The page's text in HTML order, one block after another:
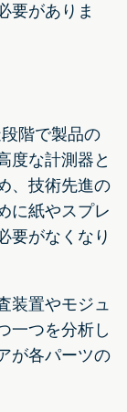
要がありま
階で製品の
度な計測器と
、技術先進の
に紙やスプレ
要がなくなり
装置やモジュ
一つを分析し
が各パーツの